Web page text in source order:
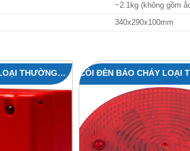
~2.1kg (không gồm
340x290x100mm
THƯỜNG
CÒI ĐÈN BÁO CHÁY LOẠI
RSST